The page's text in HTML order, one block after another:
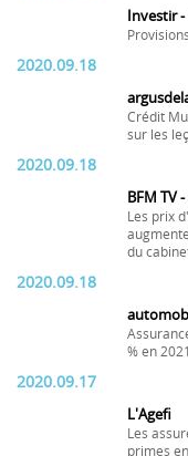
Investir
2020.09.18
Crédit
sur les
2020.09.18
BFM TV
Les prix
du
2020.09.18
% en 2021
2020.09.17
L'Agefi
Les
primes